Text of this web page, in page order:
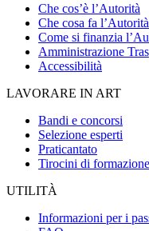
Che cos’è l’Autorità
Che cosa fa l’Autorità
Come si finanzia
Amministrazione
Accessibilità
LAVORARE IN ART
Bandi e concorsi
Selezione esperti
Praticantato
Tirocini di formazione
UTILITÀ
Informazioni per i